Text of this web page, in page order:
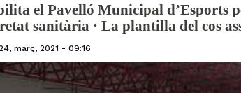
el Pavelló Municipal d’Esports
sanitària · La plantilla del cos
24, març, 2021 - 09:16